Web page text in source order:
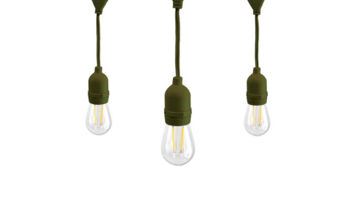
Colore del corpo:
Verde
Disponibile, Spedito in 24/48 ore